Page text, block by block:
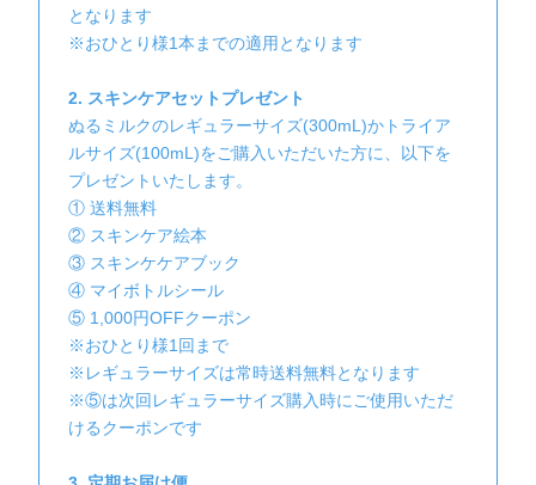
となります
※おひとり様1本までの適用となります
2. スキンケアセットプレゼント
ぬるミルクのレギュラーサイズ(300mL)かトライア
ルサイズ(100mL)をご購入いただいた方に、以下を
プレゼントいたします。
① 送料無料
② スキンケア絵本
③ スキンケケアブック
④ マイボトルシール
⑤ 1,000円OFFクーポン
※おひとり様1回まで
※レギュラーサイズは常時送料無料となります
※⑤は次回レギュラーサイズ購入時にご使用いただ
けるクーポンです